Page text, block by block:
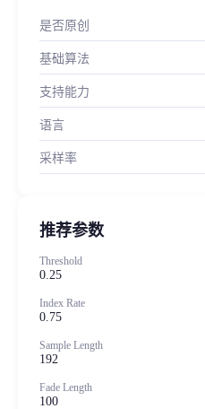
是否原创
基础算法
支持能力
语言
采样率
推荐参数
Threshold
0.25
Index Rate
0.75
Sample Length
192
Fade Length
100